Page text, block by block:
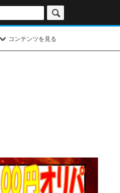
コンテンツを見る